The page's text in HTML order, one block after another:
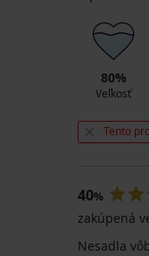
80%
Veľkosť
Tento
40%
zakúpená
Nesadla